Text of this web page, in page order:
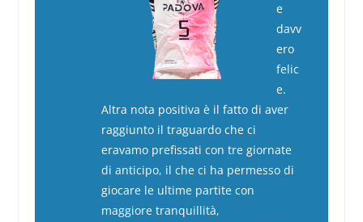
e
davv
ero
felic
e.
Altra nota positiva è il fatto di aver
raggiunto il traguardo che ci
eravamo prefissati con tre giornate
di anticipo, il che ci ha permesso di
giocare le ultime partite con
maggiore tranquillità,